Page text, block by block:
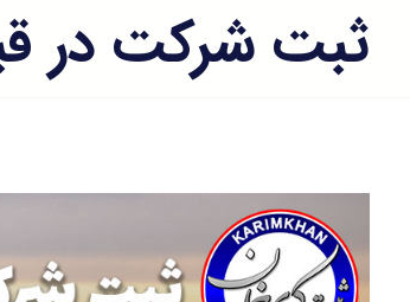
ثبت شرکت در